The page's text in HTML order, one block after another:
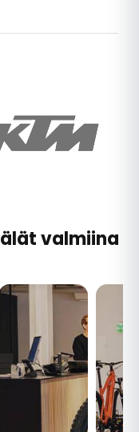
valmiina